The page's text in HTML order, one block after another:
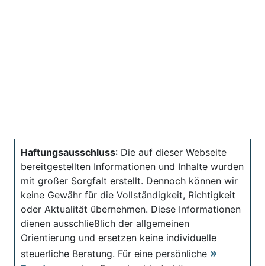
Haftungsausschluss: Die auf dieser Webseite
bereitgestellten Informationen und Inhalte wurden
mit großer Sorgfalt erstellt. Dennoch können wir
keine Gewähr für die Vollständigkeit, Richtigkeit
oder Aktualität übernehmen. Diese Informationen
dienen ausschließlich der allgemeinen
Orientierung und ersetzen keine individuelle
steuerliche Beratung. Für eine persönliche